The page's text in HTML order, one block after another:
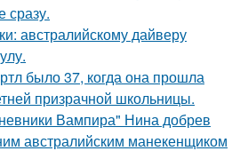
австралийскому дайверу
было 37, когда она прошла
призрачной школьницы.
Вампира" Нина добрев
австралийским манекенщиком